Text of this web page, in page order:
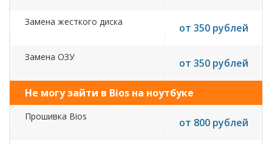
Замена жесткого диска от 350 рублей
Замена ОЗУ от 350 рублей
Не могу зайти в Bios на ноутбуке
Прошивка Bios от 800 рублей